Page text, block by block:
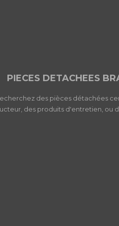
PIECES DETACHEES
des pièces détachées
des produits d'entretien, ou